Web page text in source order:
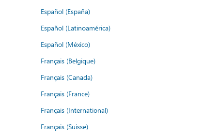
Español (España)
Español (Latinoamérica)
Español (México)
Français (Belgique)
Français (Canada)
Français (France)
Français (International)
Français (Suisse)